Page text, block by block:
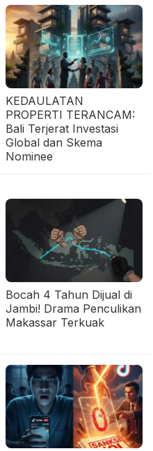
KEDAULATAN
PROPERTI TERANCAM:
Bali Terjerat Investasi
Global dan Skema
Nominee
Bocah 4 Tahun Dijual di
Jambi! Drama Penculikan
Makassar Terkuak